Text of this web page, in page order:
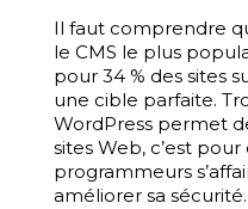
Il faut comprendre
le CMS le plus
pour 34 % des sites
une cible parfaite.
WordPress permet
sites Web, c’est
programmeurs
améliorer sa sécurité.